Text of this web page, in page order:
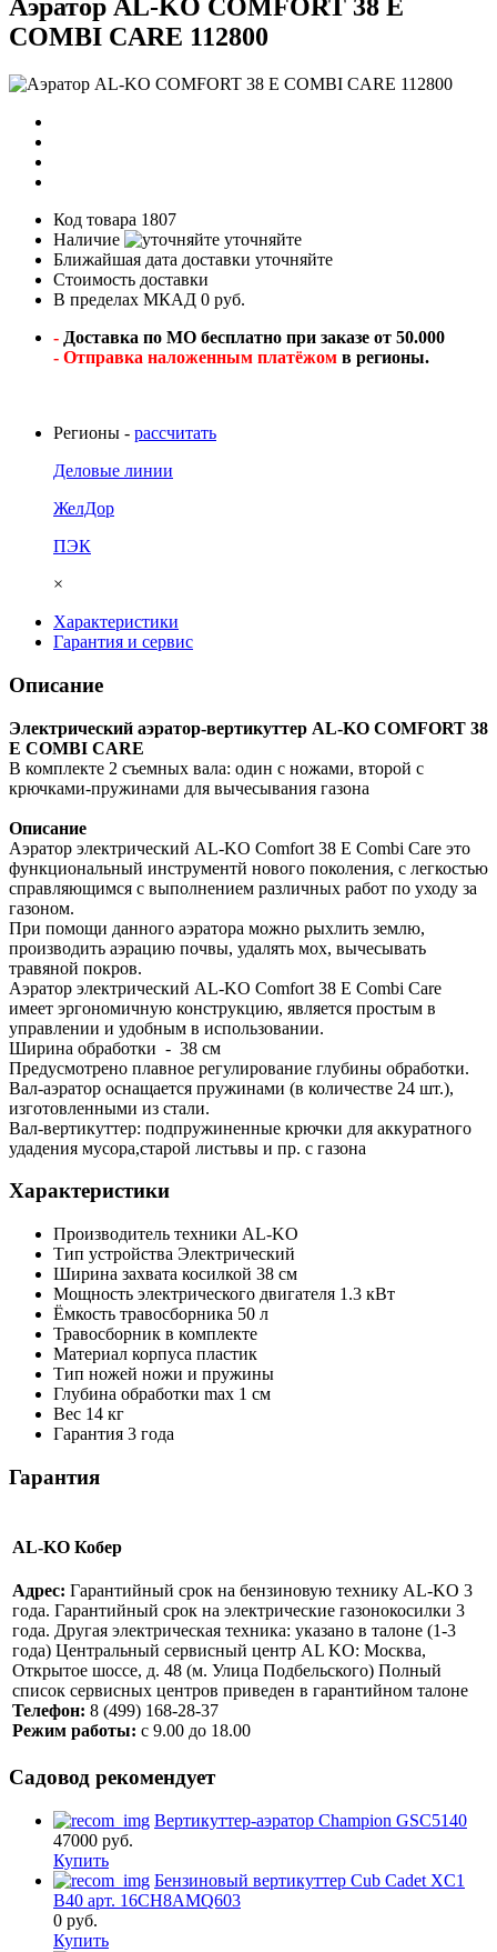
Аэратор AL-KO COMFORT 38 E
COMBI CARE 112800
Код товара 1807
Наличие
уточняйте
Ближайшая дата доставки уточняйте
Стоимость доставки
В пределах МКАД 0 руб.
- Доставка по МО бесплатно при заказе от 50.000
- Отправка наложенным платёжом в регионы.
Регионы - рассчитать
Деловые линии
ЖелДор
ПЭК
×
Характеристики
Гарантия и сервис
Описание
Электрический аэратор-вертикуттер AL-KO COMFORT 38
E COMBI CARE
В комплекте 2 съемных вала: один с ножами, второй с
крючками-пружинами для вычесывания газона
Описание
Аэратор электрический AL-KO Comfort 38 E Combi Care это
функциональный инструментй нового поколения, с легкостью
справляющимся с выполнением различных работ по уходу за
газоном.
При помощи данного аэратора можно рыхлить землю,
производить аэрацию почвы, удалять мох, вычесывать
травяной покров.
Аэратор электрический AL-KO Comfort 38 E Combi Care
имеет эргономичную конструкцию, является простым в
управлении и удобным в использовании.
Ширина обработки - 38 см
Предусмотрено плавное регулирование глубины обработки.
Вал-аэратор оснащается пружинами (в количестве 24 шт.),
изготовленными из стали.
Вал-вертикуттер: подпружиненные крючки для аккуратного
удадения мусора,старой листьвы и пр. с газона
Характеристики
Производитель техники AL-KO
Тип устройства Электрический
Ширина захвата косилкой 38 см
Мощность электрического двигателя 1.3 кВт
Ёмкость травосборника 50 л
Травосборник в комплекте
Материал корпуса пластик
Тип ножей ножи и пружины
Глубина обработки max 1 см
Вес 14 кг
Гарантия 3 года
Гарантия
AL-KO Кобер
Адрес: Гарантийный срок на бензиновую технику AL-KO 3
года. Гарантийный срок на электрические газонокосилки 3
года. Другая электрическая техника: указано в талоне (1-3
года) Центральный сервисный центр AL KO: Москва,
Открытое шоссе, д. 48 (м. Улица Подбельского) Полный
список сервисных центров приведен в гарантийном талоне
Телефон: 8 (499) 168-28-37
Режим работы: с 9.00 до 18.00
Садовод рекомендует
Вертикуттер-аэратор Champion GSC5140
47000 руб.
Купить
Бензиновый вертикуттер Cub Cadet XC1
B40 арт. 16CH8AMQ603
0 руб.
Купить